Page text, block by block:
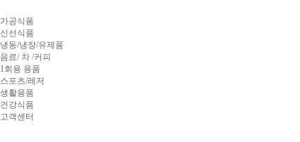
가공식품
신선식품
냉동/냉장/유제품
음료/ 차 /커피
1회용 용품
스포츠/레저
생활용품
건강식품
고객센터